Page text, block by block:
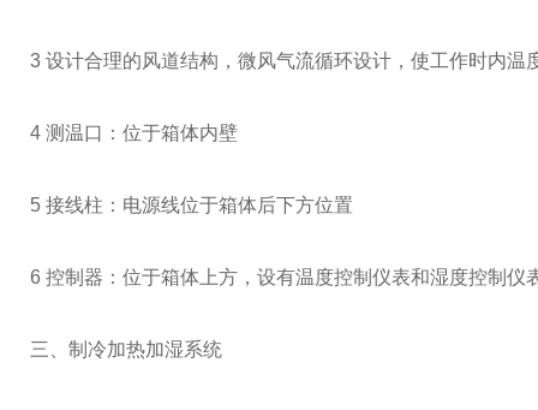
3 设计合理的风道结构，微风气流循环设计，使工作时内温
4 测温口：位于箱体内壁
5 接线柱：电源线位于箱体后下方位置
6 控制器：位于箱体上方，设有温度控制仪表和湿度控制仪
三、制冷加热加湿系统